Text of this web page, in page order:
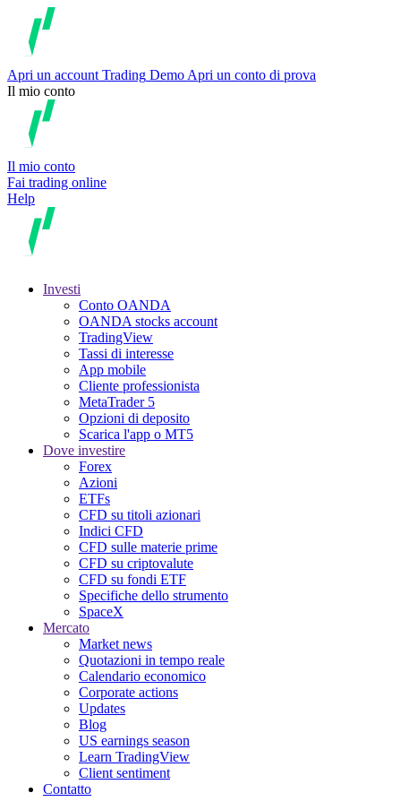
Apri un account Trading Demo Apri un conto di prova
Il mio conto
Il mio conto
Fai trading online
Help
Investi
Conto OANDA
OANDA stocks account
TradingView
Tassi di interesse
App mobile
Cliente professionista
MetaTrader 5
Opzioni di deposito
Scarica l'app o MT5
Dove investire
Forex
Azioni
ETFs
CFD su titoli azionari
Indici CFD
CFD sulle materie prime
CFD su criptovalute
CFD su fondi ETF
Specifiche dello strumento
SpaceX
Mercato
Market news
Quotazioni in tempo reale
Calendario economico
Corporate actions
Updates
Blog
US earnings season
Learn TradingView
Client sentiment
Contatto